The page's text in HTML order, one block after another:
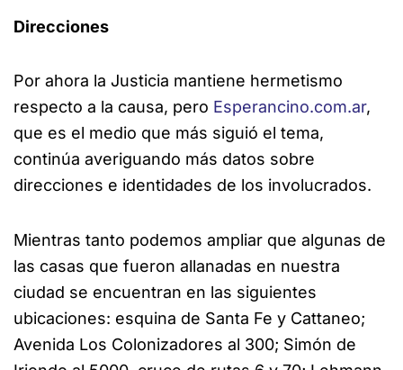
Direcciones
Por ahora la Justicia mantiene hermetismo
respecto a la causa, pero Esperancino.com.ar,
que es el medio que más siguió el tema,
continúa averiguando más datos sobre
direcciones e identidades de los involucrados.
Mientras tanto podemos ampliar que algunas de
las casas que fueron allanadas en nuestra
ciudad se encuentran en las siguientes
ubicaciones: esquina de Santa Fe y Cattaneo;
Avenida Los Colonizadores al 300; Simón de